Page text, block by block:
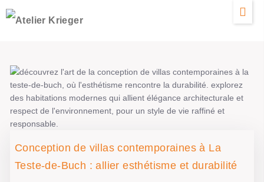
Conception de villas contemporaines à La
Teste-de-Buch : allier esthétisme et durabilité